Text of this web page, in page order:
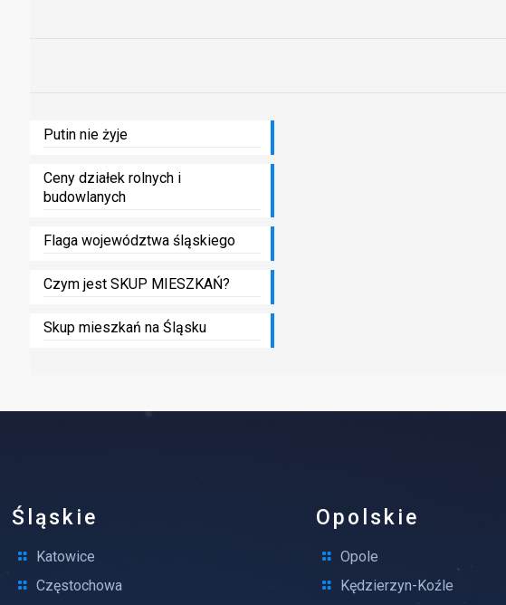
Putin nie żyje
Ceny działek rolnych i
budowlanych
Flaga województwa śląskiego
Czym jest SKUP MIESZKAŃ?
Skup mieszkań na Śląsku
Śląskie
Katowice
Częstochowa
Opolskie
Opole
Kędzierzyn-Koźle